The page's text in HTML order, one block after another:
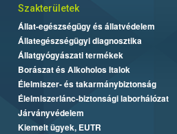
Szakterületek
Állat-egészségügy és állatvédelem
Állategészségügyi diagnosztika
Állatgyógyászati termékek
Borászat és Alkoholos Italok
Élelmiszer- és takarmánybiztonság
Élelmiszerlánc-biztonsági laborhálózat
Járványvédelem
Kiemelt ügyek, EUTR